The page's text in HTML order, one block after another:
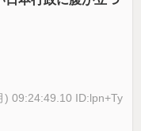
) 09:24:49.10 ID:lpn+Ty